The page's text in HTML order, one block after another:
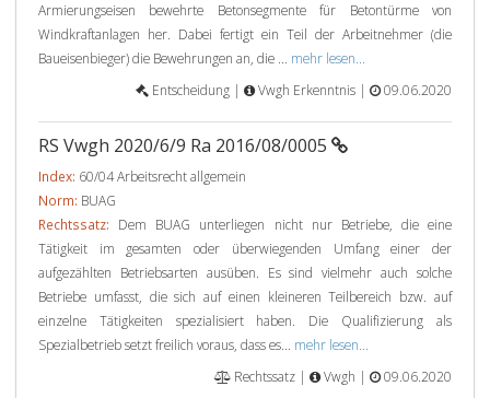
Armierungseisen bewehrte Betonsegmente für Betontürme von
Windkraftanlagen her. Dabei fertigt ein Teil der Arbeitnehmer (die
Baueisenbieger) die Bewehrungen an, die ... mehr lesen...
Entscheidung |
Vwgh Erkenntnis | 09.06.2020
RS Vwgh 2020/6/9 Ra 2016/08/0005
Index: 60/04 Arbeitsrecht allgemein
Norm: BUAG
Rechtssatz: Dem BUAG unterliegen nicht nur Betriebe, die eine
Tätigkeit im gesamten oder überwiegenden Umfang einer der
aufgezählten Betriebsarten ausüben. Es sind vielmehr auch solche
Betriebe umfasst, die sich auf einen kleineren Teilbereich bzw. auf
einzelne Tätigkeiten spezialisiert haben. Die Qualifizierung als
Spezialbetrieb setzt freilich voraus, dass es... mehr lesen...
Rechtssatz |
Vwgh | 09.06.2020